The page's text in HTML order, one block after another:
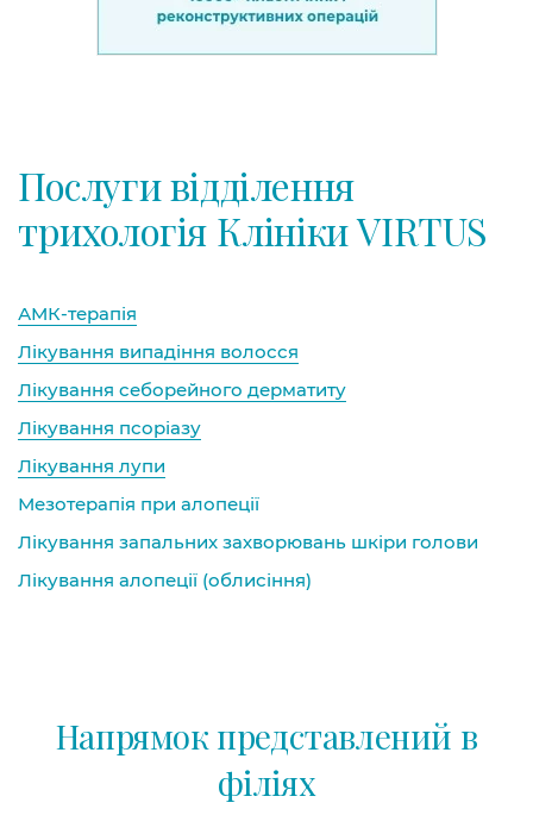
Послуги відділення
трихологія Клініки VIRTUS
АМК-терапія
Лікування випадіння волосся
Лікування себорейного дерматиту
Лікування псоріазу
Лікування лупи
Мезотерапія при алопеції
Лікування запальних захворювань шкіри голови
Лікування алопеції (облисіння)
Напрямок представлений в
філіях